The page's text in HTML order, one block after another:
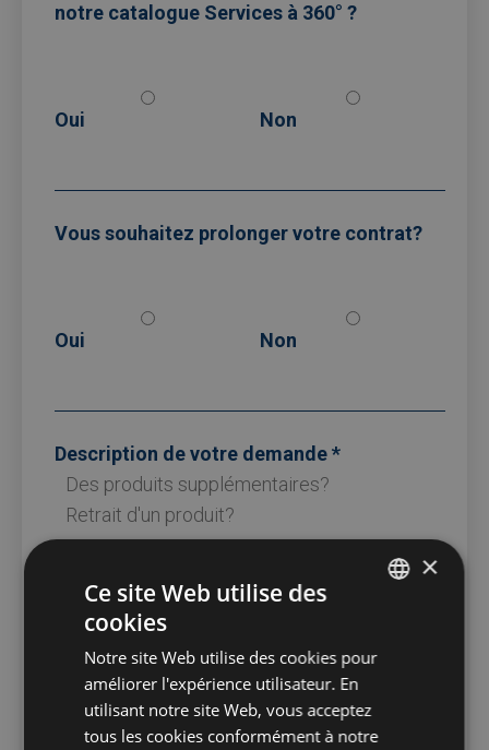
notre catalogue Services à 360° ?
Oui Non
Vous souhaitez prolonger votre contrat?
Oui Non
Description de votre demande
J'accepte la politique de confidentialité
FRENCH
×
Ce site Web utilise des
cookies
Notre site Web utilise des cookies pour
améliorer l'expérience utilisateur. En
utilisant notre site Web, vous acceptez
tous les cookies conformément à notre